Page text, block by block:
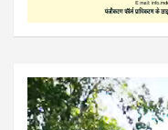
Video
Player